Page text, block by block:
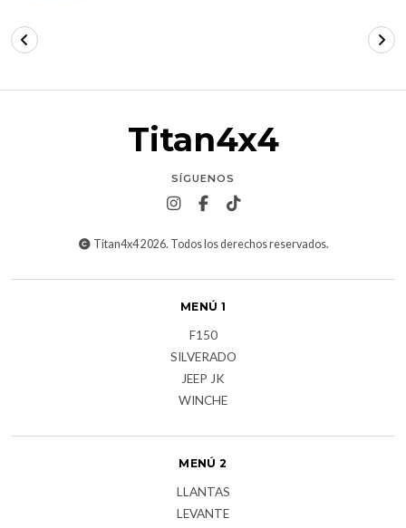
Titan4x4
SÍGUENOS
Titan4x4 2026. Todos los derechos reservados.
MENÚ 1
F150
SILVERADO
JEEP JK
WINCHE
MENÚ 2
LLANTAS
LEVANTE